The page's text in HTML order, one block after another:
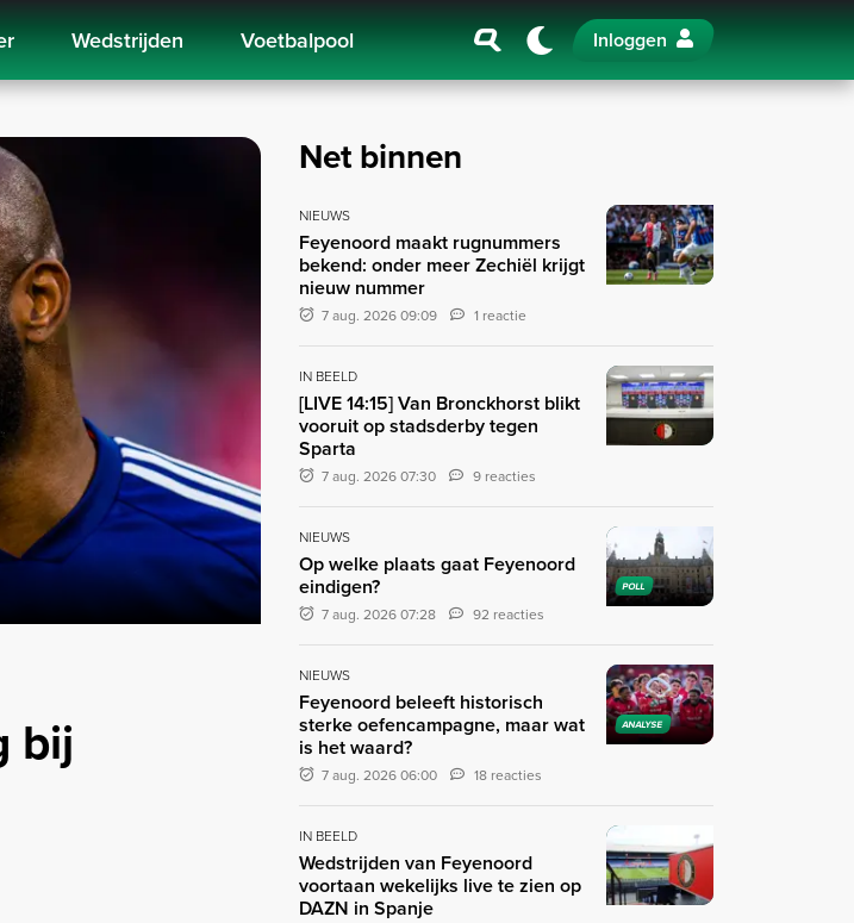
Wedstrijden Voetbalpool Inloggen
bij
Net binnen
NIEUWS
Feyenoord maakt rugnummers
bekend: onder meer Zechiël krijgt
nieuw nummer
7 aug. 2026 09:09 1 reactie
IN BEELD
[LIVE 14:15] Van Bronckhorst blikt
vooruit op stadsderby tegen
Sparta
7 aug. 2026 07:30 9 reacties
POLL
NIEUWS
Op welke plaats gaat Feyenoord
eindigen?
7 aug. 2026 07:28 92 reacties
ANALYSE
NIEUWS
Feyenoord beleeft historisch
sterke oefencampagne, maar wat
is het waard?
7 aug. 2026 06:00 18 reacties
IN BEELD
Wedstrijden van Feyenoord
voortaan wekelijks live te zien op
DAZN in Spanje